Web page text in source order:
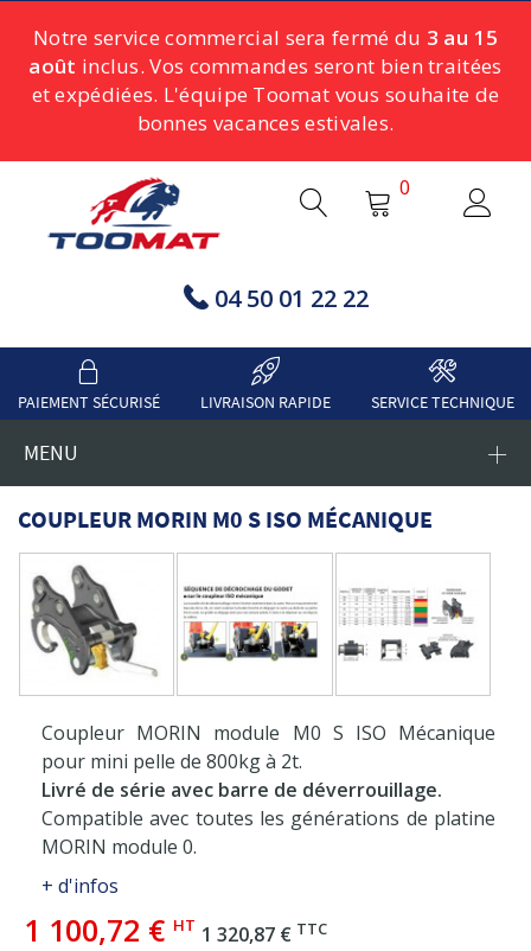
Notre service commercial sera fermé du 3 au 15
août inclus. Vos commandes seront bien traitées
et expédiées. L'équipe Toomat vous souhaite de
bonnes vacances estivales.
04 50 01 22 22
0
PAIEMENT SÉCURISÉ LIVRAISON RAPIDE SERVICE TECHNIQUE
MENU
COUPLEUR MORIN M0 S ISO MÉCANIQUE
Coupleur MORIN module M0 S ISO Mécanique
pour mini pelle de 800kg à 2t.
Livré de série avec barre de déverrouillage.
Compatible avec toutes les générations de platine
MORIN module 0.
+ d'infos
1 100,72 € HT 1 320,87 € TTC